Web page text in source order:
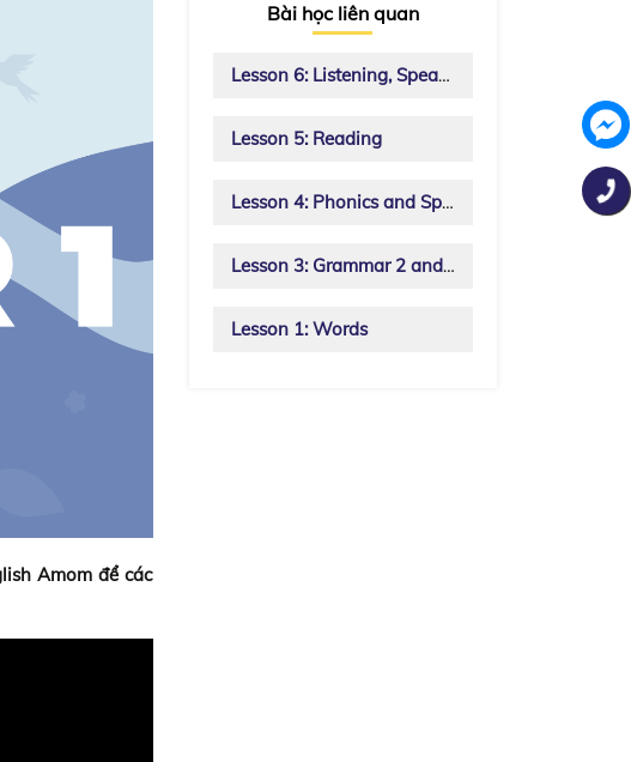
Amom để các
Bài học liên quan
Lesson 6: Listening, Speaking and Writing.
Lesson 5: Reading
Lesson 4: Phonics and Spelling
Lesson 3: Grammar 2 and Song
Lesson 1: Words